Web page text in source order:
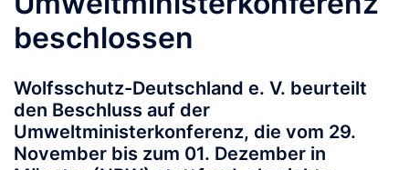
beschlossen
Wolfsschutz-Deutschland e. V. beurteilt
den Beschluss auf der
Umweltministerkonferenz, die vom 29.
November bis zum 01. Dezember in